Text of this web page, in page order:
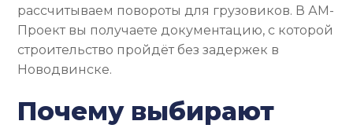
рассчитываем повороты для грузовиков. В АМ-
Проект вы получаете документацию, с которой
строительство пройдёт без задержек в
Новодвинске.
Почему выбирают